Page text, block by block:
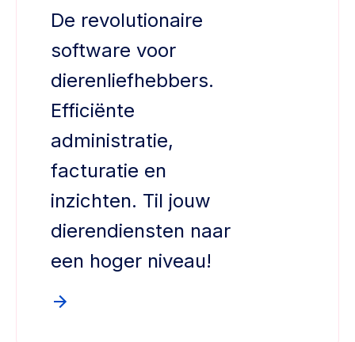
De revolutionaire
software voor
dierenliefhebbers.
Efficiënte
administratie,
facturatie en
inzichten. Til jouw
dierendiensten naar
een hoger niveau!